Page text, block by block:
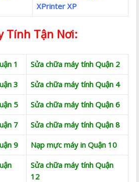
XPrinter XP
Tính Tận Nơi:
1
Sửa chữa máy tính Quận 2
3
Sửa chữa máy tính Quận 4
5
Sửa chữa máy tính Quận 6
7
Sửa chữa máy tính Quận 8
9
Nạp mực máy in Quận 10
Sửa chữa máy tính Quận
12